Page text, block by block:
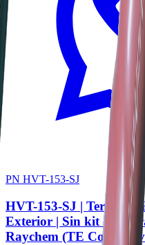
PN HVT-153-SJ
HVT-153-SJ | Terminal
Exterior | Sin kit de
Raychem (TE